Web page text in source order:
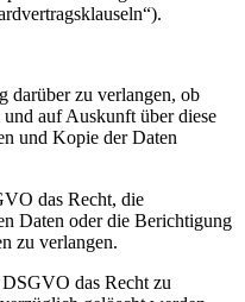
darüber zu verlangen, ob
auf Auskunft über diese
und Kopie der Daten
das Recht, die
Daten oder die Berichtigung
zu verlangen.
das Recht zu